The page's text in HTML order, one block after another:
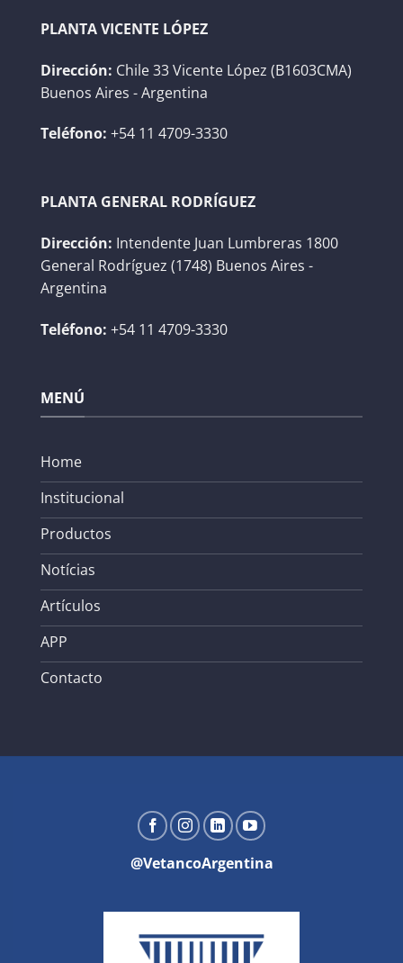
PLANTA VICENTE LÓPEZ
Dirección: Chile 33 Vicente López (B1603CMA)
Buenos Aires - Argentina
Teléfono: +54 11 4709-3330
PLANTA GENERAL RODRÍGUEZ
Dirección: Intendente Juan Lumbreras 1800
General Rodríguez (1748) Buenos Aires -
Argentina
Teléfono: +54 11 4709-3330
MENÚ
Home
Institucional
Productos
Notícias
Artículos
APP
Contacto
@VetancoArgentina